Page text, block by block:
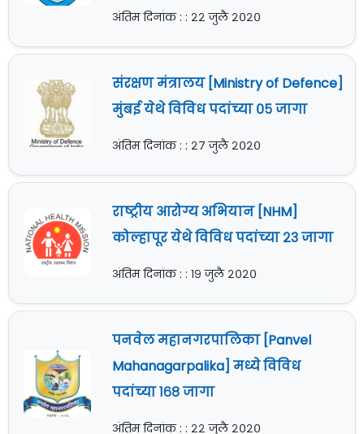
अंतिम दिनांक : : २२ जुलै २०२०
संरक्षण मंत्रालय [Ministry of Defence]
मुंबई येथे विविध पदांच्या ०५ जागा
अंतिम दिनांक : : २७ जुलै २०२०
राष्ट्रीय आरोग्य अभियान [NHM]
कोल्हापूर येथे विविध पदांच्या २३ जागा
अंतिम दिनांक : : १९ जुलै २०२०
पनवेल महानगरपालिका [Panvel
Mahanagarpalika] मध्ये विविध
पदांच्या १६८ जागा
अंतिम दिनांक : : २२ जुलै २०२०